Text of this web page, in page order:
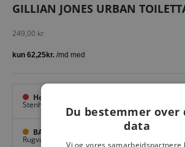
GILLIAN JONES URBAN
Salgspris
249,00 kr
Hovedlager
Stenhuggervej 10,
BAGGI Tarup Center
Rugvang 36,
Du bestemmer over
data
Vi og vores samarbejdspartnere